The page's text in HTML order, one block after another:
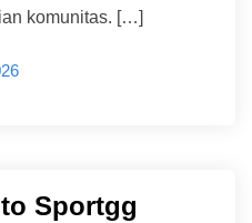
komunitas. […]
Sportgg